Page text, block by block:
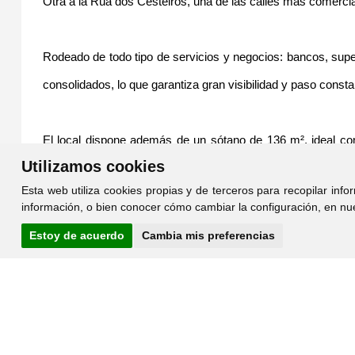
Utilizamos cookies
Esta web utiliza cookies propias y de terceros para recopilar
información, o bien conocer cómo cambiar la configuración, en
Estoy de acuerdo Cambia mis preferencias
Rodeado de todo tipo de servicios y negocios: bancos,
consolidados, lo que garantiza gran visibilidad y paso
El local dispone además de un sótano de 136 m², ideal
ventaja de contar con entrada independiente por la Rúa
* Doble fachada
* Zona comercial de alta demanda